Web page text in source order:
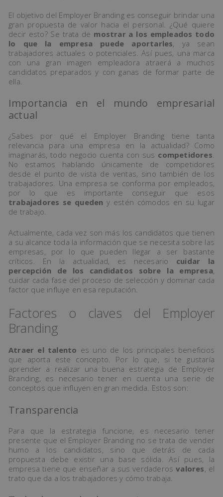
El objetivo del Employer Branding es conseguir brindar una
gran propuesta de valor hacia el personal. ¿Qué quiere
decir esto? Se trata de mostrar a los empleados todo
lo que la empresa puede aportarles , ya sean
trabajadores actuales o potenciales. Así pues, una marca
con una gran imagen empleadora atraerá a muchos
candidatos preparados y con ganas de formar parte de
ella.
Importancia en el mundo empresarial
actual
¿Sabes por qué el Employer Branding tiene tanta
relevancia para una empresa en la actualidad? Como
imaginarás, todo negocio cuenta con sus competidores.
No estamos hablando únicamente de competidores
desde el punto de vista de ventas, sino también de los
trabajadores. Una empresa se conforma por empleados,
por lo que es importante conseguir que esos
trabajadores se quedeny estén cómodos en su lugar
de trabajo.
Actualmente, cada vez son más los candidatos que tienen
a su alcance toda la información que se necesita sobre las
empresas, por lo que pueden llegar a ser bastante
críticos. En la actualidad, es necesario cuidar la
percepción de los candidatos sobre la empresa
cuidar cada fase del proceso de selección y dominar cada
factor que influye en esa reputación.
Factores o claves del Employer
Branding
Atraer el talento es uno de los principales beneficios
que aporta este concepto. Por lo que, si te gustaría
aprender a realizar una buena estrategia de Employer
Branding, es necesario tener en cuenta una serie de
conceptos que influyen en gran medida. Estos son:
Transparencia
Para que la estrategia funcione, es necesario tener
presente que el Employer Branding no se trata de vender
humo a los candidatos, sino que detrás de cada
propuesta debe existir una base sólida. Así pues, la
empresa tiene que enseñar a sus verdaderosvalores , el
trato que da a los trabajadores y cómo trabaja.